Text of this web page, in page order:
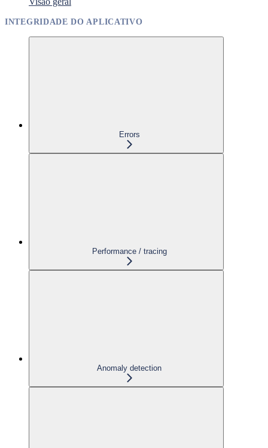
INTEGRIDADE DO APLICATIVO
Errors
Performance / tracing
Anomaly detection